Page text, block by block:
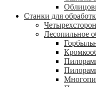
Станки для
Лесопильное